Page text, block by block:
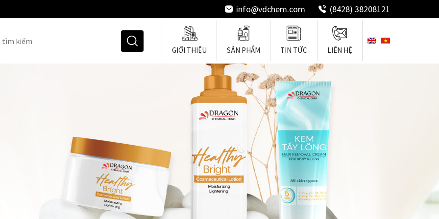
info@vdchem.com (8428) 38208121
GIỚI THIỆU SẢN PHẨM
Hoạt Chất Làm Duỗi & Uốn Tóc Chất Làm Mềm Tóc
Chất Nhũ Hóa Chất Tẩy Rửa
Chất Tạo Đặc Silicones Dùng Cho Tóc
Chất Giữ Ẩm Cho Tóc Chất Tạo Nền
TIN TỨC LIÊN HỆ